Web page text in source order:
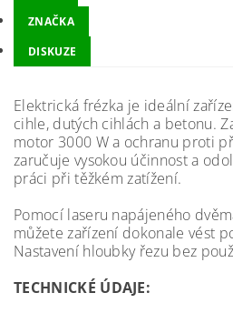
ZNAČKA
DISKUZE
Elektrická frézka je ideální
cihle, dutých cihlách a betonu.
motor 3000 W a ochranu proti
zaručuje vysokou účinnost a
práci při těžkém zatížení.
Pomocí laseru napájeného
můžete zařízení dokonale vést
Nastavení hloubky řezu bez
TECHNICKÉ ÚDAJE: